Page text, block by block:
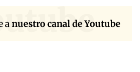
anuestro canal de Youtube